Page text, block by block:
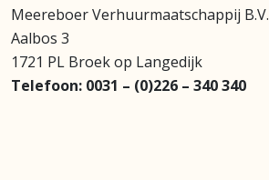
Meereboer Verhuurmaatschappij B.V.
Aalbos 3
1721 PL Broek op Langedijk
Telefoon: 0031 – (0)226 – 340 340